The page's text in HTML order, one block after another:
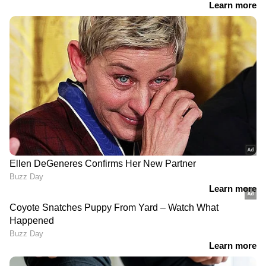
നഷ്ടപ്പെടുത്തുന്നതെന്തെക്കെയാണെന്ന് ശിഖ
തിരിച്ചറിഞ്ഞത്.
RECOMMENDED STORIES